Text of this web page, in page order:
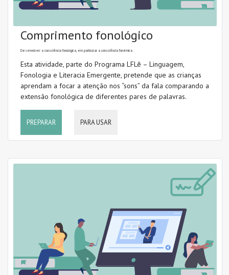
Comprimento fonológico
Desenvolver a consciência fonológica, em particular a consciência fonémica
Esta atividade, parte do Programa LFLê – Linguagem,
Fonologia e Literacia Emergente, pretende que as crianças
aprendam a focar a atenção nos “sons” da fala comparando a
extensão fonológica de diferentes pares de palavras.
PREPARAR PARA USAR